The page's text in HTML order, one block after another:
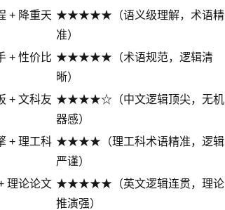
+ 降重天 ★★★★★（语义级理解，术语精
准）
+ 性价比 ★★★★★（术语规范，逻辑清
晰）
+ 文科友 ★★★★☆（中文逻辑顶尖，无机
器感）
+ 理工科 ★★★★（理工科术语精准，逻辑
严谨）
理论论文 ★★★★★（英文逻辑连贯，理论
推演强）